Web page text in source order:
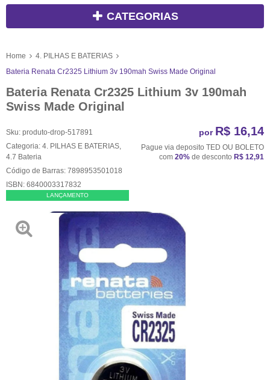
CATEGORIAS
Home
4. PILHAS E BATERIAS
Bateria Renata Cr2325 Lithium 3v 190mah Swiss Made Original
Bateria Renata Cr2325 Lithium 3v 190mah
Swiss Made Original
Sku: produto-drop-517891
Categoria: 4. PILHAS E BATERIAS
4.7 Bateria
Código de Barras: 7898953501018
ISBN: 6840003317832
LANÇAMENTO
por R$ 16,14
Pague via deposito TED OU BOLETO
com 20% de desconto R$ 12,91